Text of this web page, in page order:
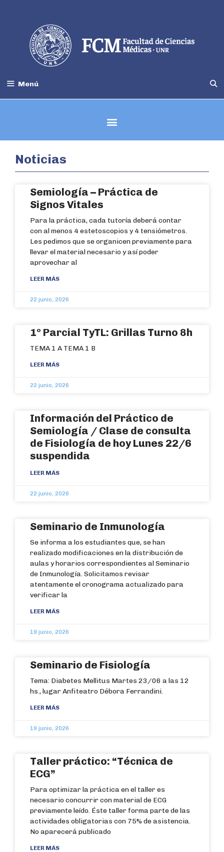
Menú
Carrera de Medicina - Información
Noticias
Semiología – Práctica de
Signos Vitales
Para la práctica, cada tutoría deberá contar
con al menos 4 estetoscopios y 4 tensiómetros.
Les pedimos que se organicen previamente para
llevar el material necesario y así poder
aprovechar al
LEER MÁS
22 junio, 2026
1º Parcial TyTL: Grillas Turno 8h
TEMA 1 A TEMA 1 B
LEER MÁS
22 junio, 2026
Información del Práctico de
Semiología / Clase de consulta
de Fisiología de hoy Lunes 22/6
suspendida
LEER MÁS
22 junio, 2026
Seminario de Inmunología
Se informa a los estudiantes que, se han
realizado modificaciones en la distribución de
aulas y horarios correspondientes al Seminario
de Inmunología. Solicitamos revisar
atentamente el cronograma actualizado para
verificar la
LEER MÁS
19 junio, 2026
Seminario de Fisiología
Tema: Diabetes Mellitus Martes 23/06 a las 12
hs., lugar Anfiteatro Débora Ferrandini.
LEER MÁS
19 junio, 2026
Taller práctico: “Técnica de
ECG”
Para optimizar la práctica en el taller es
necesario concurrir con material de ECG
previamente leído. Éste taller forma parte de las
actividades obligatorias con 75% de asistencia.
No aparecerá publicado
LEER MÁS